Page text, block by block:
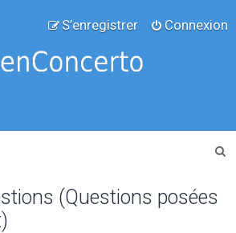
Connexion
S’enregistrer
(Questions posées